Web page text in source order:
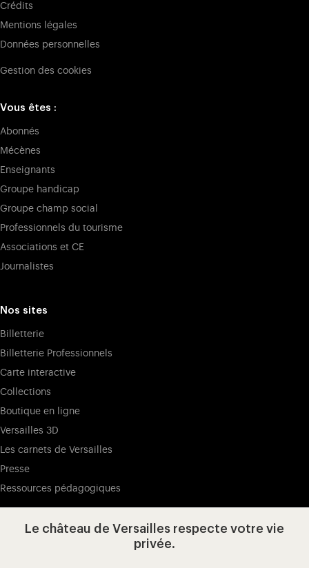
Crédits
Mentions légales
Données personnelles
Gestion des cookies
Vous êtes :
Abonnés
Mécènes
Enseignants
Groupe handicap
Groupe champ social
Professionnels du tourisme
Associations et CE
Journalistes
Nos sites
Billetterie
Billetterie Professionnels
Carte interactive
Collections
Boutique en ligne
Versailles 3D
Les carnets de Versailles
Presse
Ressources pédagogiques
Visitez notre Facebook (ouverture
Visitez notre X (ouverture dans un
Visitez notre Instagram
Visitez notre YouTube
Le château de Versailles respecte votre vie
privée.